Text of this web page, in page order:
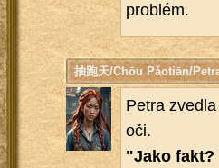
pro­blém.
抽跑天/Chōu Pǎotiān/
Petra
oči.
"Jako fakt?